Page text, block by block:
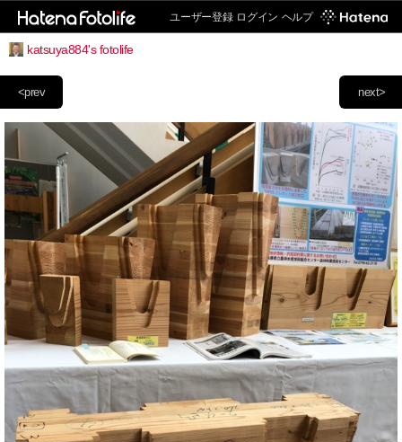
ユーザー登録 ログイン ヘルプ
katsuya884's fotolife
next>
<prev